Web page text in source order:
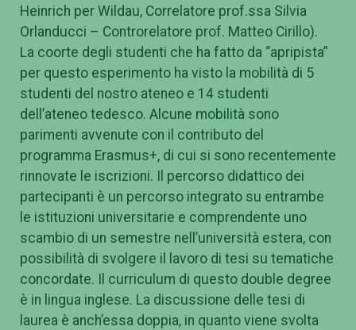
Heinrich per Wildau, Correlatore prof.ssa Silvia
Orlanducci – Controrelatore prof. Matteo Cirillo).
La coorte degli studenti che ha fatto da “apripista”
per questo esperimento ha visto la mobilità di 5
studenti del nostro ateneo e 14 studenti
dell’ateneo tedesco. Alcune mobilità sono
parimenti avvenute con il contributo del
programma Erasmus+, di cui si sono recentemente
rinnovate le iscrizioni. Il percorso didattico dei
partecipanti è un percorso integrato su entrambe
le istituzioni universitarie e comprendente uno
scambio di un semestre nell’università estera, con
possibilità di svolgere il lavoro di tesi su tematiche
concordate. Il curriculum di questo double degree
è in lingua inglese. La discussione delle tesi di
laurea è anch’essa doppia, in quanto viene svolta